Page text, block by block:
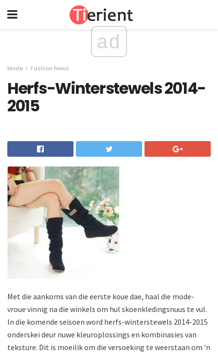
ad
Mode Fashion News
Herfs-Winterstewels 2014-
2015
Met die aankoms van die eerste koue dae, haal die mode-
vroue vinnig na die winkels om hul skoenkledingsnuus te vul.
In die komende seisoen word herfs-winterstewels 2014-2015
onderskei deur nuwe kleuroplossings en kombinasies van
teksture. Dit is moeilik om die versoeking te weerstaan ​​om 'n